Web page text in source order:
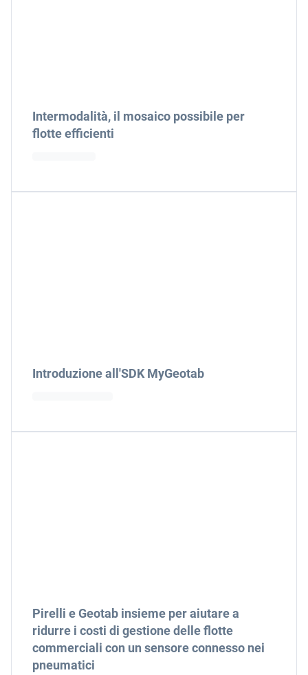
Intermodalità, il mosaico possibile per
flotte efficienti
Introduzione all'SDK MyGeotab
Pirelli e Geotab insieme per aiutare a
ridurre i costi di gestione delle flotte
commerciali con un sensore connesso nei
pneumatici